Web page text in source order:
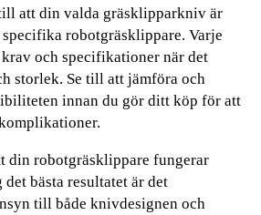
att din valda gräsklipparkniv är
robotgräsklippare. Varje
och specifikationer när det
storlek. Se till att jämföra och
innan du gör ditt köp för att
din robotgräsklippare fungerar
bästa resultatet är det
till både knivdesignen och